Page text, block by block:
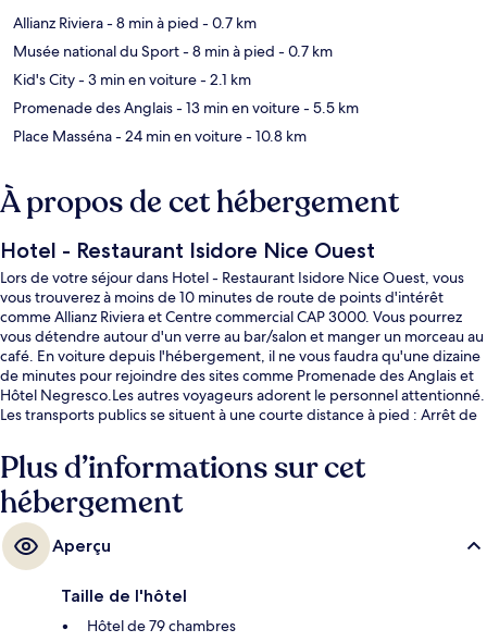
Allianz Riviera- 8 min à pied - 0.7 km
Musée national du Sport- 8 min à pied - 0.7 km
Kid's City- 3 min en voiture- 2.1 km
Promenade des Anglais- 13 min en voiture- 5.5 km
Place Masséna- 24 min en voiture- 10.8 km
À propos de cet hébergement
Hotel - Restaurant Isidore Nice Ouest
Lors de votre séjour dans Hotel - Restaurant Isidore Nice Ouest, vous
vous trouverez à moins de 10 minutes de route de points d'intérêt
comme Allianz Riviera et Centre commercial CAP 3000. Vous pourrez
vous détendre autour d'un verre au bar/salon et manger un morceau au
café. En voiture depuis l'hébergement, il ne vous faudra qu'une dizaine
de minutes pour rejoindre des sites comme Promenade des Anglais et
Hôtel Negresco.Les autres voyageurs adorent le personnel attentionné.
Les transports publics se situent à une courte distance à pied : Arrêt de
Plus d’informations sur cet
hébergement
Aperçu
Taille de l'hôtel
Hôtel de 79 chambres